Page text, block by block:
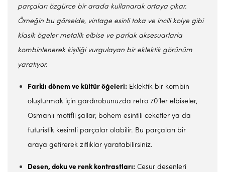
parçaları özgürce bir arada kullanarak ortaya çıkar.
Örneğin bu görselde, vintage esinli toka ve incili kolye gibi
klasik ögeler metalik elbise ve parlak aksesuarlarla
kombinlenerek kişiliği vurgulayan bir eklektik görünüm
yaratıyor.
Farklı dönem ve kültür öğeleri: Eklektik bir kombin
oluşturmak için gardırobunuzda retro 70’ler elbiseler,
Osmanlı motifli şallar, bohem esintili ceketler ya da
futuristik kesimli parçalar olabilir. Bu parçaları bir
araya getirerek zıtlıklar yaratabilirsiniz.
Desen, doku ve renk kontrastları: Cesur desenleri